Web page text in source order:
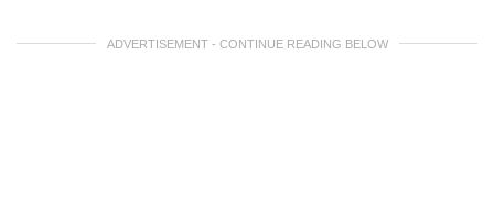
ADVERTISEMENT - CONTINUE READING BELOW